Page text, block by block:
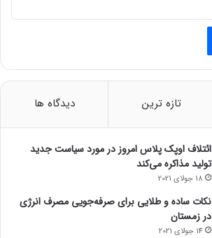
تازه ترین دیدگاه ها
ائتلاف اوپک پلاس امروز در مورد سیاست جدید
تولید مذاکره می‌کند
18 جولای 2021
نکات ساده و طلایی برای صرفه‌جویی مصرف انرژی
در زمستان
14 جولای 2021